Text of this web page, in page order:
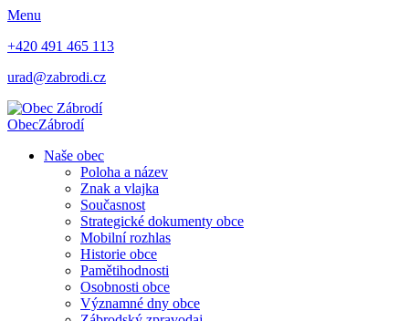
Menu
+420 491 465 113
urad@zabrodi.cz
ObecZábrodí
Naše obec
Poloha a název
Znak a vlajka
Současnost
Strategické dokumenty obce
Mobilní rozhlas
Historie obce
Pamětihodnosti
Osobnosti obce
Významné dny obce